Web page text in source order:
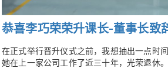
恭喜李巧荣荣升课长-董事长致
在正式举行晋升仪式之前，我想抽出一点时
她在上一家公司工作了近三十年，光荣退休